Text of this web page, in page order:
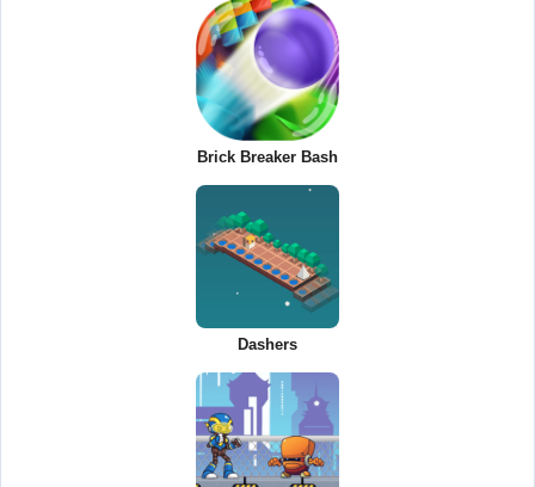
Brick Breaker Bash
Dashers